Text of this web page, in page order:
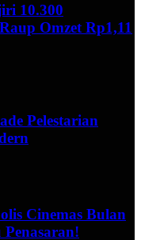
10.300
Omzet Rp1,11
Pelestarian
Cinemas Bulan